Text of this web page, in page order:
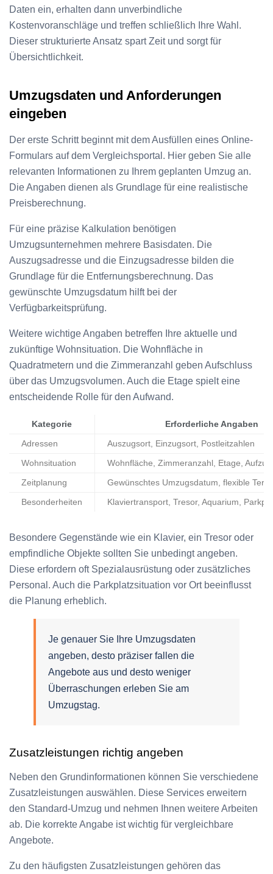
Daten ein, erhalten dann unverbindliche
Kostenvoranschläge und treffen schließlich Ihre Wahl.
Dieser strukturierte Ansatz spart Zeit und sorgt für
Übersichtlichkeit.
Umzugsdaten und Anforderungen
eingeben
Der erste Schritt beginnt mit dem Ausfüllen eines Online-
Formulars auf dem Vergleichsportal. Hier geben Sie alle
relevanten Informationen zu Ihrem geplanten Umzug an.
Die Angaben dienen als Grundlage für eine realistische
Preisberechnung.
Für eine präzise Kalkulation benötigen
Umzugsunternehmen mehrere Basisdaten. Die
Auszugsadresse und die Einzugsadresse bilden die
Grundlage für die Entfernungsberechnung. Das
gewünschte Umzugsdatum hilft bei der
Verfügbarkeitsprüfung.
Weitere wichtige Angaben betreffen Ihre aktuelle und
zukünftige Wohnsituation. Die Wohnfläche in
Quadratmetern und die Zimmeranzahl geben Aufschluss
über das Umzugsvolumen. Auch die Etage spielt eine
entscheidende Rolle für den Aufwand.
Kategorie Erforderliche Angaben
Adressen Auszugsort, Einzugsort, Postleitzahlen
Wohnsituation Wohnfläche, Zimmeranzahl, Etage,
Zeitplanung Gewünschtes Umzugsdatum, flexible
Besonderheiten Klaviertransport, Tresor, Aquarium,
Besondere Gegenstände wie ein Klavier, ein Tresor oder
empfindliche Objekte sollten Sie unbedingt angeben.
Diese erfordern oft Spezialausrüstung oder zusätzliches
Personal. Auch die Parkplatzsituation vor Ort beeinflusst
die Planung erheblich.
Je genauer Sie Ihre Umzugsdaten
angeben, desto präziser fallen die
Angebote aus und desto weniger
Überraschungen erleben Sie am
Umzugstag.
Zusatzleistungen richtig angeben
Neben den Grundinformationen können Sie verschiedene
Zusatzleistungen auswählen. Diese Services erweitern
den Standard-Umzug und nehmen Ihnen weitere Arbeiten
ab. Die korrekte Angabe ist wichtig für vergleichbare
Angebote.
Zu den häufigsten Zusatzleistungen gehören das